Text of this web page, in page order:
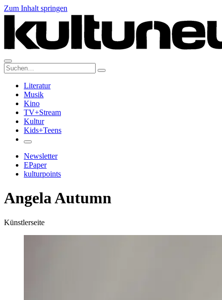
Zum Inhalt springen
Suche:
Literatur
Musik
Kino
TV+Stream
Kultur
Kids+Teens
Newsletter
EPaper
kulturpoints
Angela Autumn
Künstlerseite